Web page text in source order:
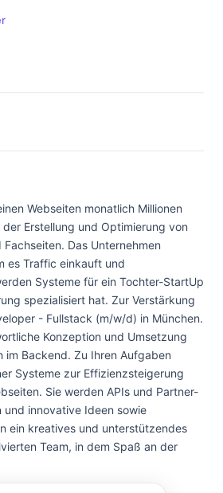
Webseiten monatlich Millionen
Erstellung und Optimierung von
Das Unternehmen
es Traffic einkauft und
Systeme für ein Tochter-StartUp
spezialisiert hat. Zur Verstärkung
- Fullstack (m/w/d) in München.
Konzeption und Umsetzung
im Backend. Zu Ihren Aufgaben
Systeme zur Effizienzsteigerung
Sie werden APIs und Partner-
und innovative Ideen sowie
ein kreatives und unterstützendes
Team, in dem Spaß an der